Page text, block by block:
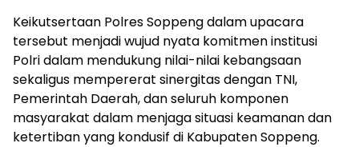
Keikutsertaan Polres Soppeng dalam upacara
tersebut menjadi wujud nyata komitmen institusi
Polri dalam mendukung nilai-nilai kebangsaan
sekaligus mempererat sinergitas dengan TNI,
Pemerintah Daerah, dan seluruh komponen
masyarakat dalam menjaga situasi keamanan dan
ketertiban yang kondusif di Kabupaten Soppeng.